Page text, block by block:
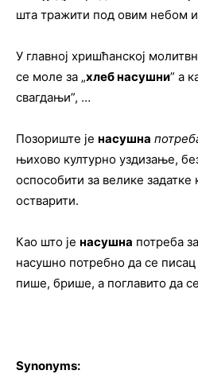
шта тражити под овим небом
У главној хришћанској
се моле за „хлеб насушни” а
свагдањи”, …
Позориште је насушна
њихово културно уздизање,
оспособити за велике
остваpити.
Као што је насушна потреба
насушно потребно да се
пише, брише, а поглавито да
Synonyms: